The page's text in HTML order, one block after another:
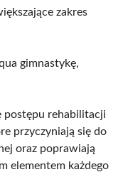
zakres
gimnastykę,
postępu rehabilitacji
przyczyniają się do
oraz poprawiają
elementem każdego